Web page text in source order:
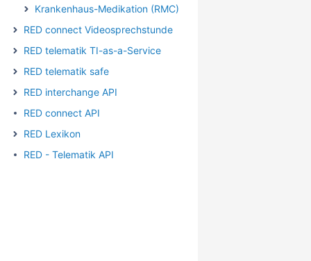
Krankenhaus-Medikation (RMC)
RED connect Videosprechstunde
RED telematik TI-as-a-Service
RED telematik safe
RED interchange API
RED connect API
RED Lexikon
RED - Telematik API